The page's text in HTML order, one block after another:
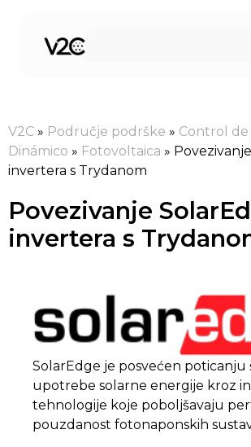
V2C » Područje podrške » Control
Dinámico » Fotovoltaica »
invertera s Trydanom
Povezivanje
invertera s
SolarEdge je posvećen poticanju
upotrebe solarne energije kroz
tehnologije koje poboljšavaju
pouzdanost fotonaponskih